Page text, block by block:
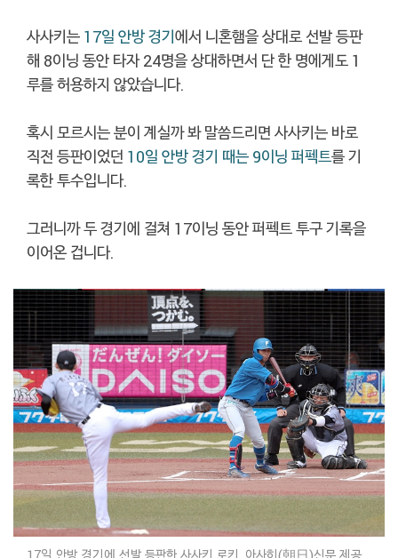
사사키는 17일 안방 경기에서 니혼햄을 상대로 선발 등판
해 8이닝 동안 타자 24명을 상대하면서 단 한 명에게도 1
루를 허용하지 않았습니다.
혹시 모르시는 분이 계실까 봐 말씀드리면 사사키는 바로
직전 등판이었던 10일 안방 경기 때는 9이닝 퍼펙트를 기
록한 투수입니다.
그러니까 두 경기에 걸쳐 17이닝 동안 퍼펙트 투구 기록을
이어온 겁니다.